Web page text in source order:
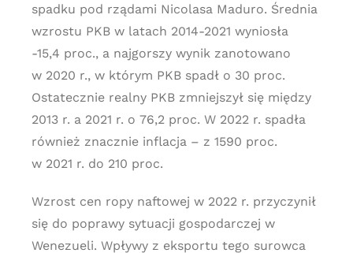
spadku pod rządami Nicolasa Maduro. Średnia
wzrostu PKB w latach 2014-2021 wyniosła
-15,4 proc., a najgorszy wynik zanotowano
w 2020 r., w którym PKB spadł o 30 proc.
Ostatecznie realny PKB zmniejszył się między
2013 r. a 2021 r. o 76,2 proc. W 2022 r. spadła
również znacznie inflacja – z 1590 proc.
w 2021 r. do 210 proc.
Wzrost cen ropy naftowej w 2022 r. przyczynił
się do poprawy sytuacji gospodarczej w
Wenezueli. Wpływy z eksportu tego surowca